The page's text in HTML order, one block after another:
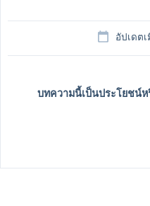
อัปเดต
บทความนี้เป็นประโยชน์ห